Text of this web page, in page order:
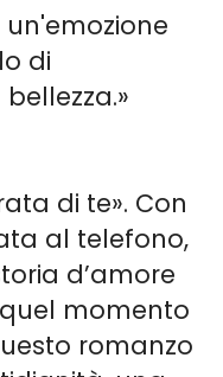
di
di te». Con
al telefono,
d’amore
momento
romanzo